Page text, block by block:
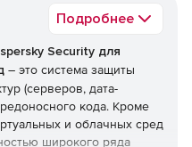
Подробнее
Security для
– это система защиты
(серверов, дата-
кода. Кроме
и облачных сред
широкого ряда